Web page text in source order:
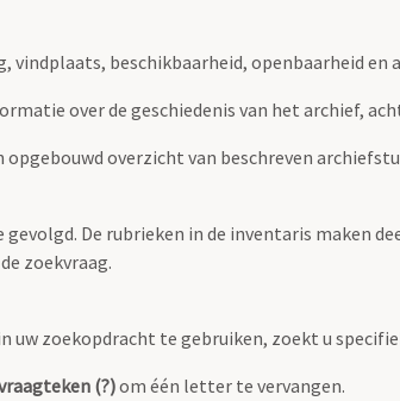
vindplaats, beschikbaarheid, openbaarheid en
over de geschiedenis van het archief,
overzicht van beschreven
De rubrieken in de inventaris maken
zoekvraag.
uw zoekopdracht te gebruiken, zoekt u
(?)om één letter te vervangen.